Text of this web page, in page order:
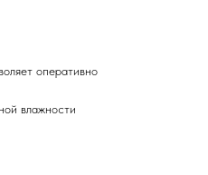
оперативно
влажности